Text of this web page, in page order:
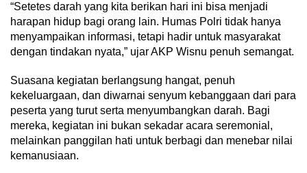
“Setetes darah yang kita berikan hari ini bisa menjadi
harapan hidup bagi orang lain. Humas Polri tidak hanya
menyampaikan informasi, tetapi hadir untuk masyarakat
dengan tindakan nyata,” ujar AKP Wisnu penuh semangat.
Suasana kegiatan berlangsung hangat, penuh
kekeluargaan, dan diwarnai senyum kebanggaan dari para
peserta yang turut serta menyumbangkan darah. Bagi
mereka, kegiatan ini bukan sekadar acara seremonial,
melainkan panggilan hati untuk berbagi dan menebar nilai
kemanusiaan.